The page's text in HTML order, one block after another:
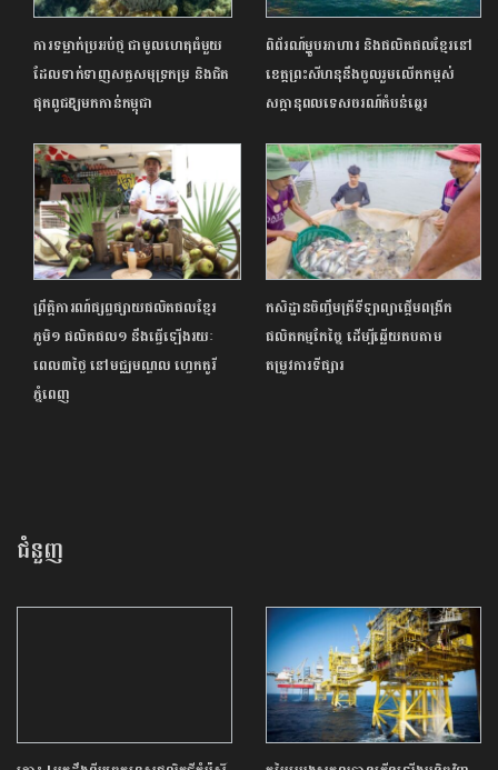
ការទម្លាក់ប្រអប់ថ្ម ជាមូលហេតុធំមួយ
ដែលទាក់ទាញសត្វសមុទ្រកម្រ និងជិត
ផុតពូជ​ឱ្យ​មកកាន់កម្ពុជា
ពិព័រណ៍ម្ហូបអាហារ និងផលិតផលខ្មែរនៅ
ខេត្តព្រះសីហនុនឹងចូលរួមលើកកម្ពស់
សក្តានុពលទេសចរណ៍តំបន់ឆ្នេរ
ព្រឹត្តិការណ៍ផ្សព្វផ្សាយផលិតផលខ្មែរ
ភូមិ១ ផលិតផល១ នឹងធ្វើឡើងរយៈ
ពេល៣ថ្ងៃ នៅមជ្ឈមណ្ឌល ហ្វេកតូរី
ភ្នំពេញ
កសិដ្ឋានចិញ្ចឹមត្រីទីឡាព្យាផ្តើមពង្រីក
ផលិតកម្មកែច្នៃ ដើម្បីឆ្លើយតបតាម
តម្រូវការទីផ្សារ
ជំនួញ